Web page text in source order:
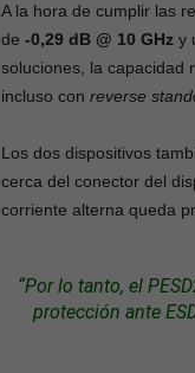
A la hora de cumplir las
de -0,29 dB @ 10 GHz y
soluciones, la capacidad
incluso con reverse
Los dos dispositivos
cerca del conector del
corriente alterna queda
“Por lo tanto, el
protección ante